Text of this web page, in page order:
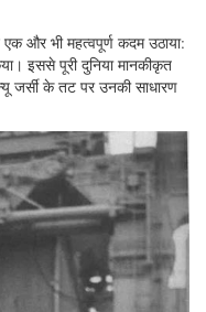
और भी महत्वपूर्ण कदम उठाया:
इससे पूरी दुनिया मानकीकृत
जर्सी के तट पर उनकी साधारण